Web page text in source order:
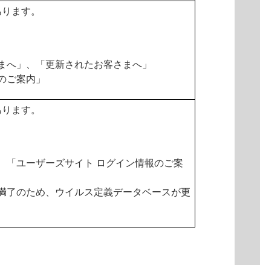
ます。
へ」、「更新されたお客さまへ」
ご案内」
ます。
「ユーザーズサイト ログイン情報のご案
了のため、ウイルス定義データベースが更